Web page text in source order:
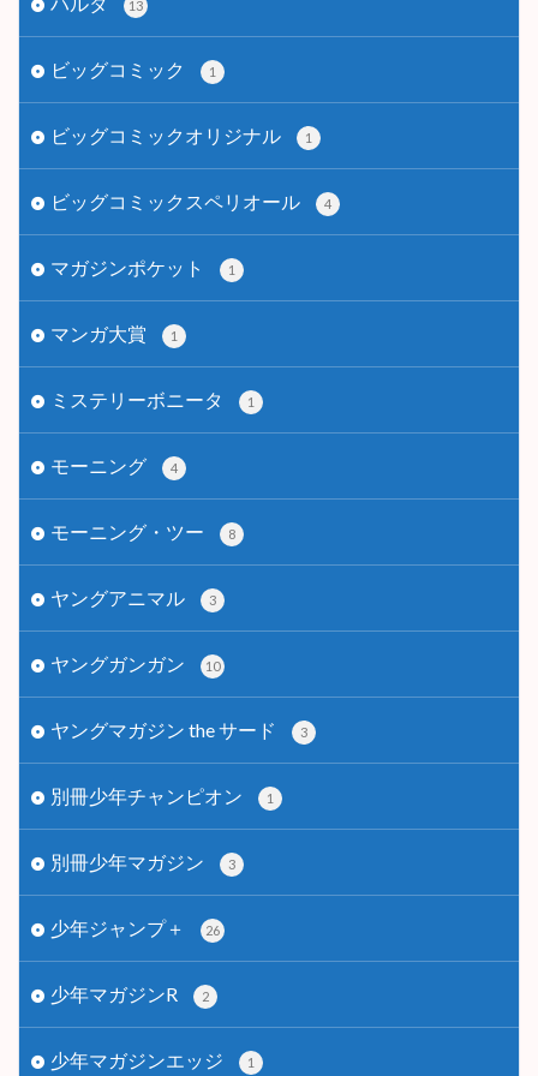
13
ビッグコミック 1
ビッグコミックオリジナル 1
ビッグコミックスペリオール 4
マガジンポケット 1
マンガ大賞 1
ミステリーボニータ 1
モーニング 4
モーニング・ツー 8
ヤングアニマル 3
ヤングガンガン 10
ヤングマガジン the サード 3
別冊少年チャンピオン 1
別冊少年マガジン 3
少年ジャンプ＋ 26
少年マガジンR 2
少年マガジンエッジ 1